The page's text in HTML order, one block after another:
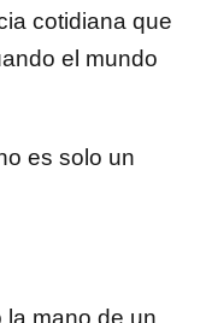
cotidiana que
el mundo
es solo un